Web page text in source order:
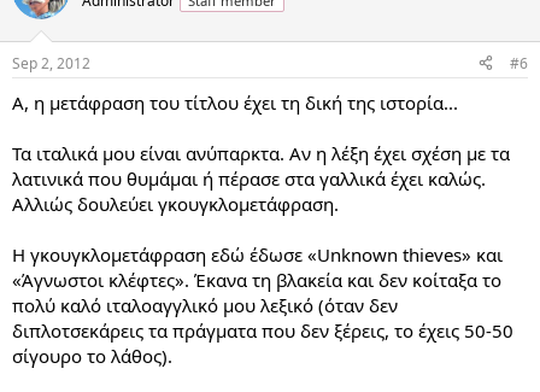
Sep 2, 2012 #6
Α, η μετάφραση του τίτλου έχει τη δική της ιστορία...
Τα ιταλικά μου είναι ανύπαρκτα. Αν η λέξη έχει σχέση με τα
λατινικά που θυμάμαι ή πέρασε στα γαλλικά έχει καλώς.
Αλλιώς δουλεύει γκουγκλομετάφραση.
Η γκουγκλομετάφραση εδώ έδωσε «Unknown thieves» και
«Άγνωστοι κλέφτες». Έκανα τη βλακεία και δεν κοίταξα το
πολύ καλό ιταλοαγγλικό μου λεξικό (όταν δεν
διπλοτσεκάρεις τα πράγματα που δεν ξέρεις, το έχεις 50-50
σίγουρο το λάθος).